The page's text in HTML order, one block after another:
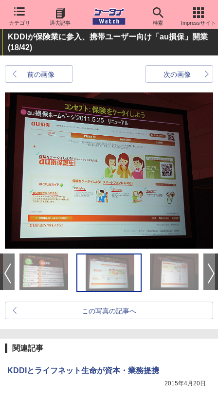
カテゴリ 過去記事 検索 Impressサイト
KDDIが保険業に参入、携帯ユーザー向け「au損保」開業
(18/42)
前の画像 次の画像
この写真の記事へ
関連記事
KDDIとライフネット生命が資本・業務提携
2015年4月20日